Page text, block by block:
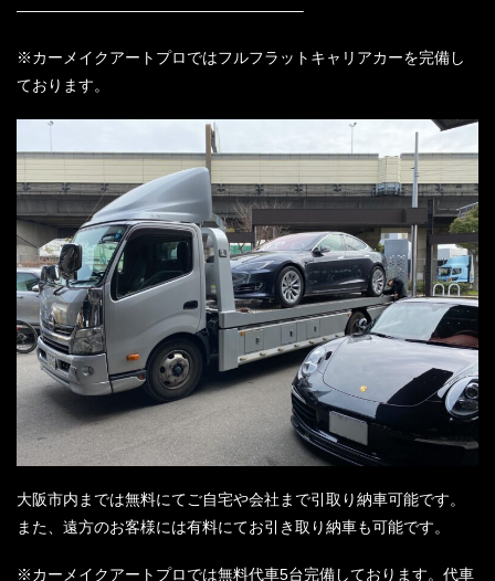
——————————————————–
※カーメイクアートプロではフルフラットキャリアカーを完備し
ております。
大阪市内までは無料にてご自宅や会社まで引取り納車可能です。
また、遠方のお客様には有料にてお引き取り納車も可能です。
※カーメイクアートプロでは無料代車5台完備しております。代車